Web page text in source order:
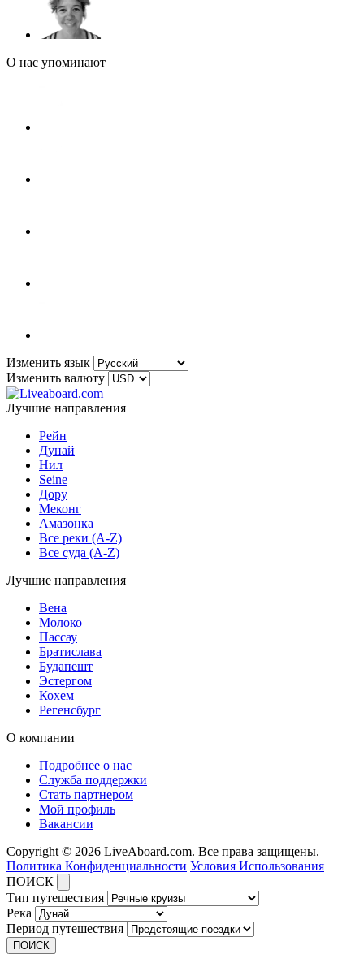
О нас упоминают
Изменить язык
Изменить валюту
Лучшие направления
Рейн
Дунай
Нил
Seine
Дору
Меконг
Амазонка
Все реки (A-Z)
Все суда (A-Z)
Лучшие направления
Вена
Молоко
Пассау
Братислава
Будапешт
Эстергом
Кохем
Регенсбург
О компании
Подробнее о нас
Служба поддержки
Стать партнером
Мой профиль
Вакансии
Copyright © 2026 LiveAboard.com. Все права защищены.
Политика Конфиденциальности Условия Использования
ПОИСК
Тип путешествия
Река
Период путешествия
ПОИСК